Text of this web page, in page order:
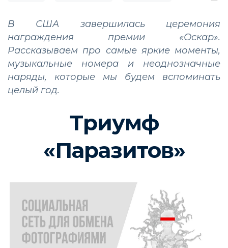
В США завершилась церемония
награждения премии «Оскар».
Рассказываем про самые яркие моменты,
музыкальные номера и неоднозначные
наряды, которые мы будем вспоминать
целый год.
Триумф
«Паразитов»